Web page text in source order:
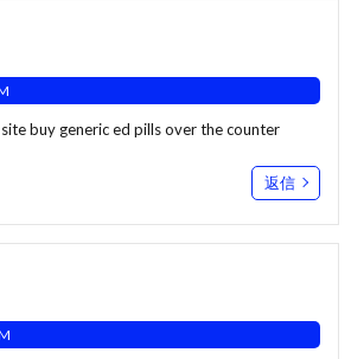
sitebuy generic ed pills over the counter
返信